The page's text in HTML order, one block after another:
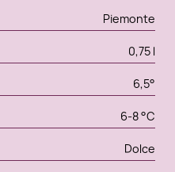
Piemonte
0,75 l
6,5°
6-8 °C
Dolce